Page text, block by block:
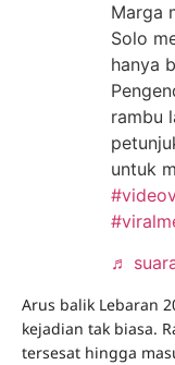
Marga
Solo
hanya
rambu
untuk
♬
Arus balik Lebaran
kejadian tak biasa.
tersesat hingga